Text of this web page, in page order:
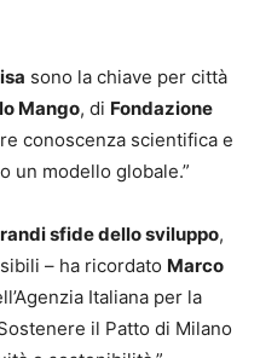
sono la chiave per città
Mango, di Fondazione
conoscenza scientifica e
un modello globale.”
sfide dello sviluppo,
– ha ricordato Marco
Italiana per la
il Patto di Milano